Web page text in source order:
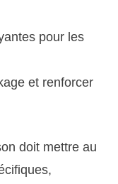
pour les
et renforcer
doit mettre au